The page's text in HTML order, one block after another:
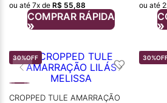
ou até 7x de R$ 55,88
COMPRAR RÁPIDA
ou até 2
30%OFF
CROPPED TULE AMARRAÇÃO
30%